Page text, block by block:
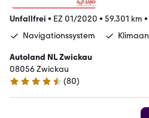
Unfallfrei • EZ 01/2020 • 59.301 km •
Navigationssystem
Autoland NL Zwickau
08056 Zwickau
4.6 Sterne
(80)